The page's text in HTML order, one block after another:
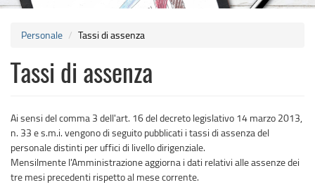
Personale Tassi di assenza
Tassi di assenza
Ai sensi del comma 3 dell'art. 16 del decreto legislativo 14 marzo 2013,
n. 33 e s.m.i. vengono di seguito pubblicati i tassi di assenza del
personale distinti per uffici di livello dirigenziale.
Mensilmente l'Amministrazione aggiorna i dati relativi alle assenze dei
tre mesi precedenti rispetto al mese corrente.